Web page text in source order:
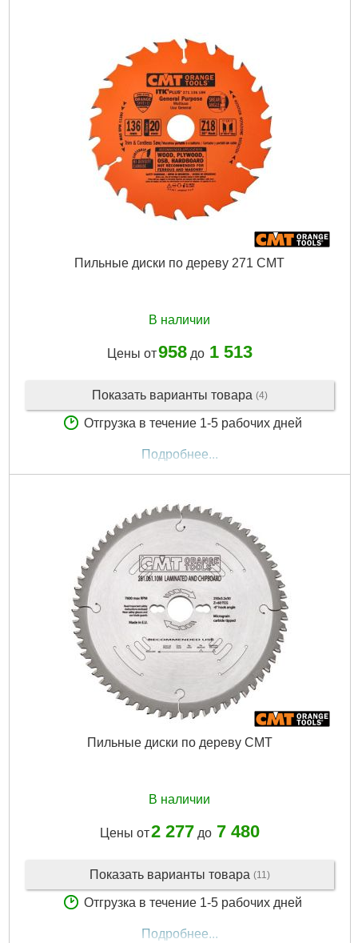
Пильные диски по дереву 271 CMT
В наличии
Цены от958до 1 513
Показать варианты товара (4)
Отгрузка в течение 1-5 рабочих дней
Подробнее...
Пильные диски по дереву CMT
В наличии
Цены от2 277 до 7 480
Показать варианты товара (11)
Отгрузка в течение 1-5 рабочих дней
Подробнее...